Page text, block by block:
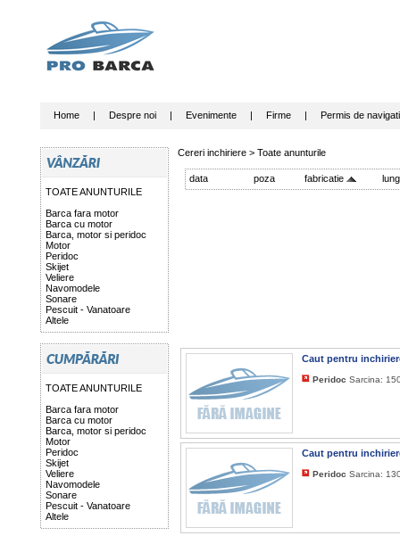
Home | Despre noi | Evenimente | Firme | Permis de
TOATE ANUNTURILE
Barca fara motor
Barca cu motor
Barca, motor si peridoc
Motor
Peridoc
Skijet
Veliere
Navomodele
Sonare
Pescuit - Vanatoare
Altele
TOATE ANUNTURILE
Barca fara motor
Barca cu motor
Barca, motor si peridoc
Motor
Peridoc
Skijet
Veliere
Navomodele
Sonare
Pescuit - Vanatoare
Altele
Cereri inchiriere > Toate anunturile
data poza fabricatie
Caut pentru
Peridoc Sarcina:
Caut pentru
Peridoc Sarcina: